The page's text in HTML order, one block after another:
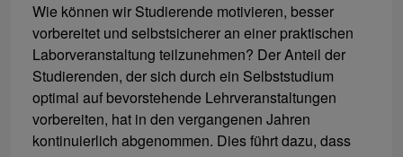
Wie können wir Studierende motivieren, besser
vorbereitet und selbstsicherer an einer praktischen
Laborveranstaltung teilzunehmen? Der Anteil der
Studierenden, der sich durch ein Selbststudium
optimal auf bevorstehende Lehrveranstaltungen
vorbereiten, hat in den vergangenen Jahren
kontinuierlich abgenommen. Dies führt dazu, dass